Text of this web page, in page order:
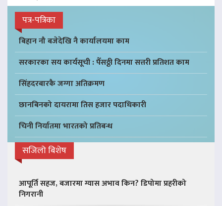
पत्र-पत्रिका
बिहान नौ बजेदेखि नै कार्यालयमा काम
सरकारका सय कार्यसूची : पैँसठ्ठी दिनमा सत्तरी प्रतिशत काम
सिंहदरबारकै जग्गा अतिक्रमण
छानबिनको दायरामा तिस हजार पदाधिकारी
चिनी निर्यातमा भारतको प्रतिबन्ध
सजिलो बिशेष
आपूर्ति सहज, बजारमा ग्यास अभाव किन? डिपोमा प्रहरीको
निगरानी